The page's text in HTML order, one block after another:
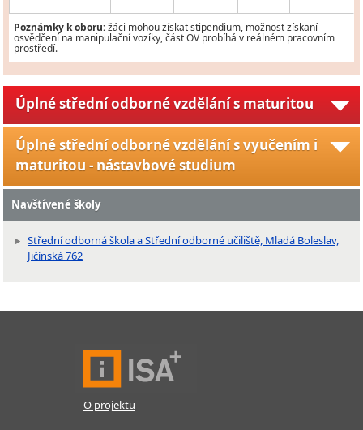
Poznámky k oboru:žáci mohou získat stipendium, možnost získaní
osvědčení na manipulační vozíky, část OV probíhá v reálném pracovním
prostředí.
Úplné střední odborné vzdělání s maturitou
Úplné střední odborné vzdělání s vyučením i
maturitou - nástavbové studium
Navštívené školy
Střední odborná škola a Střední odborné učiliště, Mladá Boleslav,
Jičínská 762
O projektu